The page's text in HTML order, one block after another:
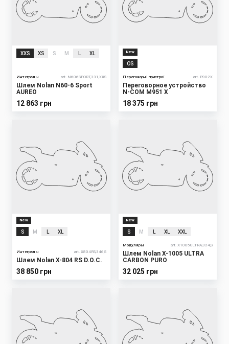
XXS XS S M XL
Интегралы art. N606SPORT,331,XXS
Шлем Nolan N60-6 Sport
AUREO
12 863 грн
New
OS
Переговорні пристрої art. B902X
Переговорное устройство
N-COM M951 X
18 375 грн
New
S M XL
Интегралы art. X804RS,346,S
Шлем Nolan X-804 RS D.O.C.
38 850 грн
New
S M XL XXL
Модуляры art. X1005ULTRA,324,S
Шлем Nolan X-1005 ULTRA
CARBON PURO
32 025 грн